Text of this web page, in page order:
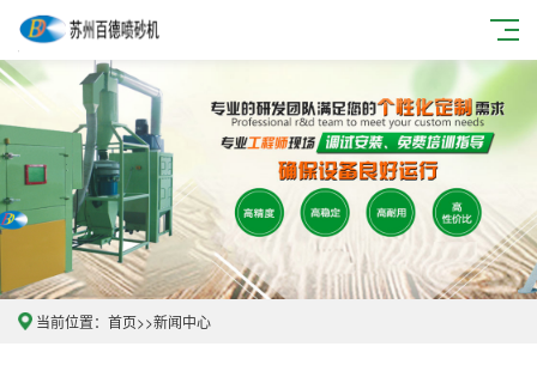
当前位置： 首页>>新闻中心